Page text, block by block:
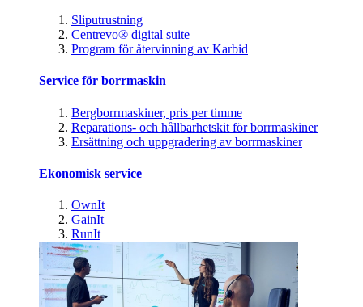
Sliputrustning
Centrevo® digital suite
Program för återvinning av Karbid
Service för borrmaskin
Bergborrmaskiner, pris per timme
Reparations- och hållbarhetskit för borrmaskiner
Ersättning och uppgradering av borrmaskiner
Ekonomisk service
OwnIt
GainIt
RunIt